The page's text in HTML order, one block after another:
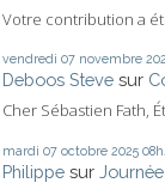
Votre contribution a
vendredi 07 novembre
Deboos Steve sur
Cher Sébastien Fath,
mardi 07 octobre 2025
Philippe sur